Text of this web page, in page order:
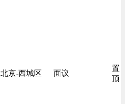
北京-西城区 面议
置
顶